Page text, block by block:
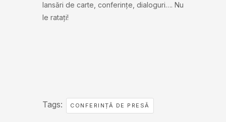
lansări de carte, conferințe, dialoguri…. Nu
le ratați!
Tags: CONFERINȚĂ DE PRESĂ